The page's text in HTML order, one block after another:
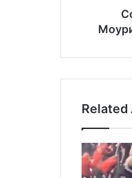
о
р
д
и
о
л